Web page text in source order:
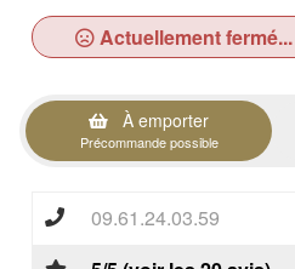
Actuellement fermé...
À emporter
Précommande possible
09.61.24.03.59